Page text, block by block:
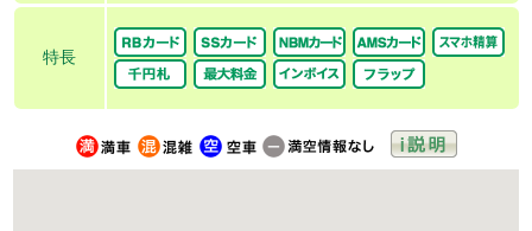
特長